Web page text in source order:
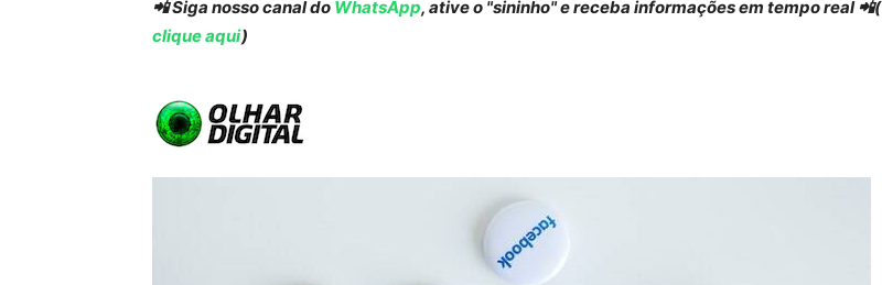
📲 Siga nosso canal do WhatsApp, ative o "sininho" e receba informações em tempo real 📲(
clique aqui)